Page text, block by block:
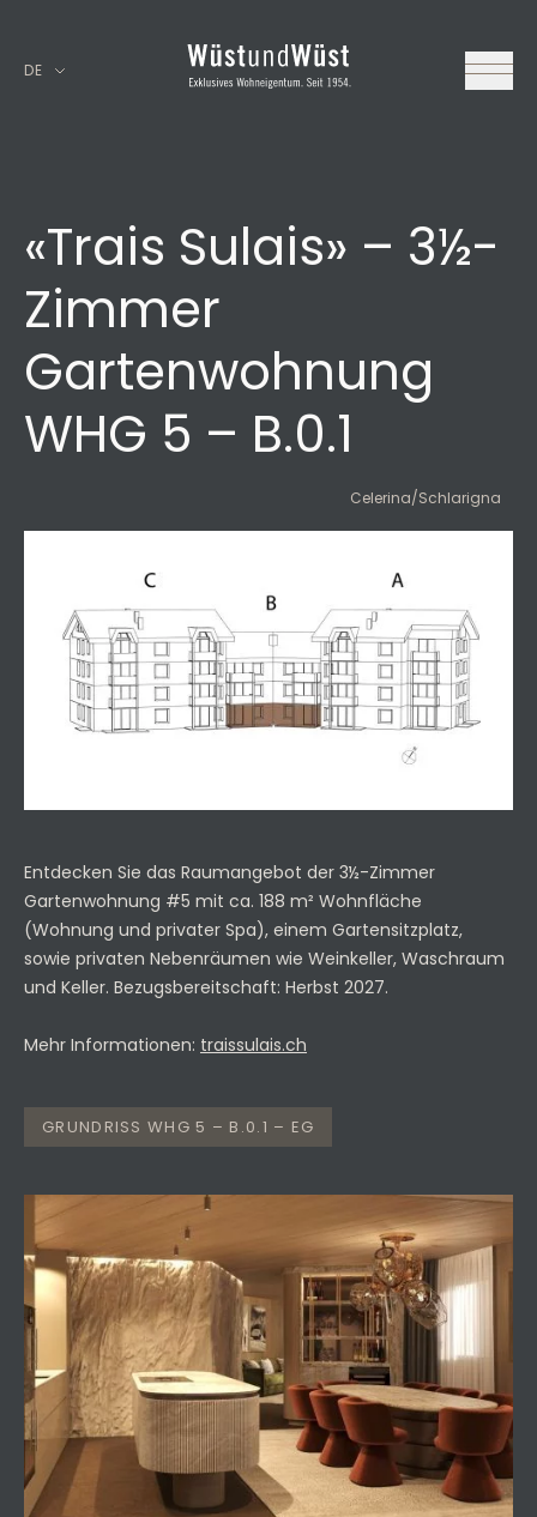
DE
«Trais Sulais» – 3½-
Zimmer
Gartenwohnung
WHG 5 – B.0.1
Celerina/Schlarigna
Entdecken Sie das Raumangebot der 3½-Zimmer
Gartenwohnung #5 mit ca. 188 m² Wohnfläche
(Wohnung und privater Spa), einem Gartensitzplatz,
sowie privaten Nebenräumen wie Weinkeller, Waschraum
und Keller. Bezugsbereitschaft: Herbst 2027.
Mehr Informationen: traissulais.ch
GRUNDRISS WHG 5 – B.0.1 – EG